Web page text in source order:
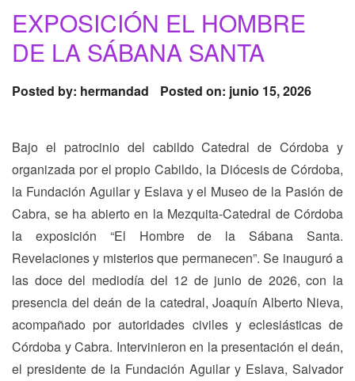
EXPOSICIÓN EL HOMBRE
DE LA SÁBANA SANTA
Posted by: hermandad Posted on: junio 15, 2026
Bajo el patrocinio del cabildo Catedral de Córdoba y
organizada por el propio Cabildo, la Diócesis de Córdoba,
la Fundación Aguilar y Eslava y el Museo de la Pasión de
Cabra, se ha abierto en la Mezquita-Catedral de Córdoba
la exposición “El Hombre de la Sábana Santa.
Revelaciones y misterios que permanecen”. Se inauguró a
las doce del mediodía del 12 de junio de 2026, con la
presencia del deán de la catedral, Joaquín Alberto Nieva,
acompañado por autoridades civiles y eclesiásticas de
Córdoba y Cabra. Intervinieron en la presentación el deán,
el presidente de la Fundación Aguilar y Eslava, Salvador